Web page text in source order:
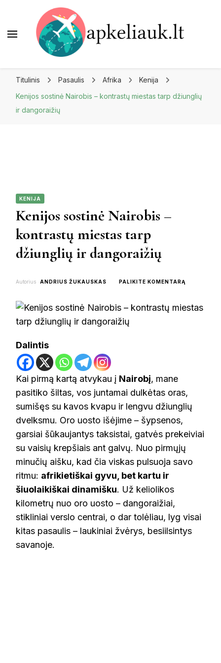
Titulinis Pasaulis Afrika
Kenija
Kenijos sostinė Nairobis – kontrastų miestas tarp džiunglių
ir dangoraižių
KENIJA
Kenijos sostinė Nairobis –
kontrastų miestas tarp
džiunglių ir dangoraižių
Autorius ANDRIUS ŽUKAUSKAS PALIKITE KOMENTARĄ
NAIROBIS
Dalintis
Kai pirmą kartą atvykau į Nairobį, mane
pasitiko šiltas, vos juntamai dulkėtas oras,
sumišęs su kavos kvapu ir lengvu džiunglių
dvelksmu. Oro uosto išėjime – šypsenos,
garsiai šūkaujantys taksistai, gatvės prekeiviai
su vaisių krepšiais ant galvų. Nuo pirmųjų
minučių aišku, kad čia viskas pulsuoja savo
ritmu: afrikietiškai gyvu, bet kartu ir
šiuolaikiškai dinamišku. Už keliolikos
kilometrų nuo oro uosto – dangoraižiai,
stikliniai verslo centrai, o dar tolėliau, lyg visai
kitas pasaulis – laukiniai žvėrys, besiilsintys
savanoje.